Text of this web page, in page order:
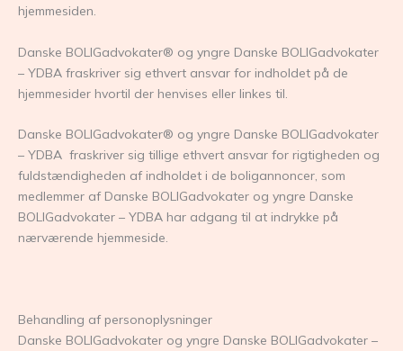
hjemmesiden.
Danske BOLIGadvokater® og yngre Danske BOLIGadvokater
– YDBA fraskriver sig ethvert ansvar for indholdet på de
hjemmesider hvortil der henvises eller linkes til.
Danske BOLIGadvokater® og yngre Danske BOLIGadvokater
– YDBA fraskriver sig tillige ethvert ansvar for rigtigheden og
fuldstændigheden af indholdet i de boligannoncer, som
medlemmer af Danske BOLIGadvokater og yngre Danske
BOLIGadvokater – YDBA har adgang til at indrykke på
nærværende hjemmeside.
Behandling af personoplysninger
Danske BOLIGadvokater og yngre Danske BOLIGadvokater –